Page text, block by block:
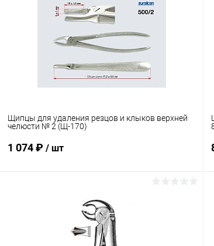
Купить в 1 клик
В избранное
Щипцы для удаления резцов и клыков верхней
челюсти № 2 (Щ-170)
1 074 ₽ / шт
Купить в 1 клик